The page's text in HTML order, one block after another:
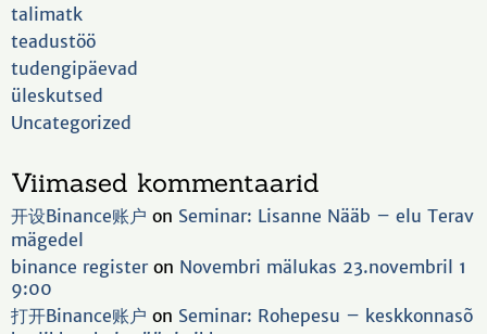
talimatk
teadustöö
tudengipäevad
üleskutsed
Uncategorized
Viimased kommentaarid
开设Binance账户 on Seminar: Lisanne Nääb – elu Terav
mägedel
binance registeron Novembri mälukas 23.novembril 1
9:00
打开Binance账户 on Seminar: Rohepesu – keskkonnasõ